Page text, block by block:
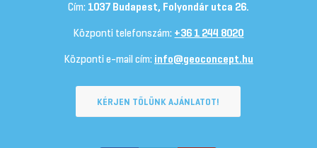
Cím: 1037 Budapest, Folyondár utca 26.
Központi telefonszám: +36 1 244 8020
Központi e-mail cím: info@geoconcept.hu
KÉRJEN TŐLÜNK AJÁNLATOT!